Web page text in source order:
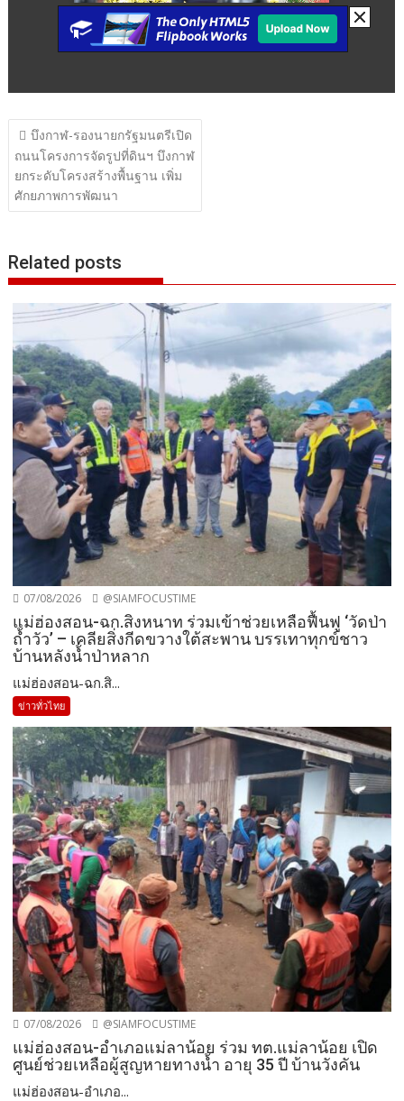
แนะแนว
เรื่อง
บึงกาฬ-รองนายกรัฐมนตรีเปิด
ถนนโครงการจัดรูปที่ดินฯ บึงกาฬ
ยกระดับโครงสร้างพื้นฐาน เพิ่ม
ศักยภาพการพัฒนา
Related posts
07/08/2026 @SIAMFOCUSTIME
แม่ฮ่องสอน-ฉก.สิงหนาท ร่วมเข้าช่วยเหลือฟื้นฟู ‘วัดป่า
ถ้ำวัว’ – เคลียสิ่งกีดขวางใต้สะพาน บรรเทาทุกข์ชาว
บ้านหลังน้ำป่าหลาก
แม่ฮ่องสอน-ฉก.สิ...
ข่าวทั่วไทย
07/08/2026 @SIAMFOCUSTIME
แม่ฮ่องสอน-อำเภอแม่ลาน้อย ร่วม ทต.แม่ลาน้อย เปิด
ศูนย์ช่วยเหลือผู้สูญหายทางน้ำ อายุ 35 ปี บ้านวังคัน
แม่ฮ่องสอน-อำเภอ...